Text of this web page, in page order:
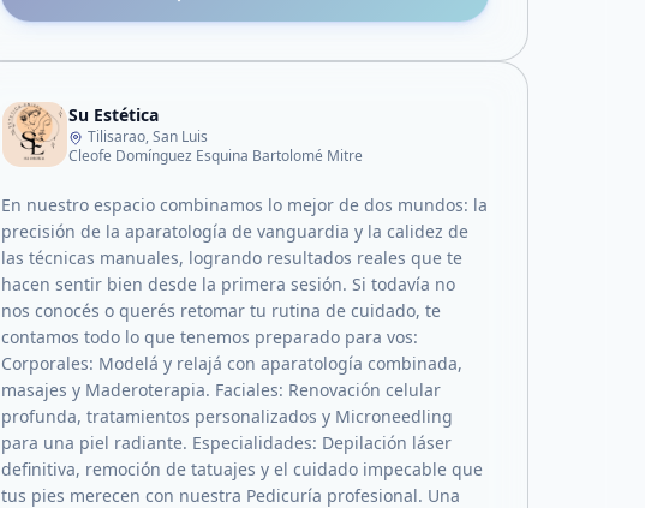
Su Estética
Tilisarao, San Luis
Cleofe Domínguez Esquina Bartolomé Mitre
En nuestro espacio combinamos lo mejor de dos mundos: la
precisión de la aparatología de vanguardia y la calidez de
las técnicas manuales, logrando resultados reales que te
hacen sentir bien desde la primera sesión. Si todavía no
nos conocés o querés retomar tu rutina de cuidado, te
contamos todo lo que tenemos preparado para vos:
Corporales: Modelá y relajá con aparatología combinada,
masajes y Maderoterapia. Faciales: Renovación celular
profunda, tratamientos personalizados y Microneedling
para una piel radiante. Especialidades: Depilación láser
definitiva, remoción de tatuajes y el cuidado impecable que
tus pies merecen con nuestra Pedicuría profesional. Una